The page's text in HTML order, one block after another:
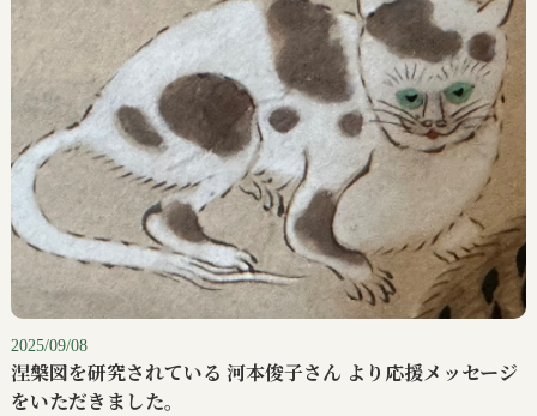
2025/09/08
涅槃図を研究されている 河本俊子さん より応援メッセージ
をいただきました。